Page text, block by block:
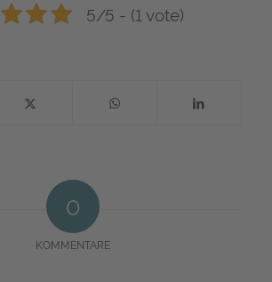
5/5 - (1 vote)
0
KOMMENTARE